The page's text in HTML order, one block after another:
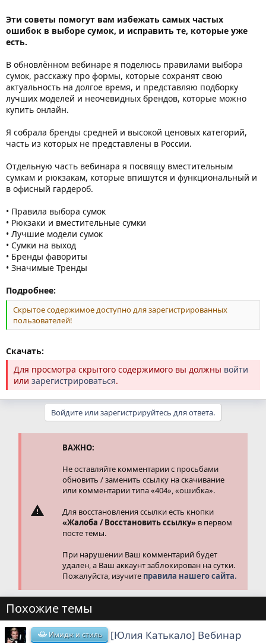
Эти советы помогут вам избежать самых частых
ошибок в выборе сумок, и исправить те, которые уже
есть.
В обновлённом вебинаре я поделюсь правилами выбора
сумок, расскажу про формы, которые сохранят свою
актуальность на долгое время, и представляю подборку
лучших моделей и неочевидных брендов, которые можно
купить онлайн.
Я собрала бренды средней и высокой ценовых категорий,
часть из которых не представлены в России.
Отдельную часть вебинара я посвящу вместительным
сумкам и рюкзакам, которые впишутся и функциональный и
в офисный гардероб.
• Правила выбора сумок
• Рюкзаки и вместительные сумки
• Лучшие модели сумок
• Сумки на выход
• Бренды фавориты
• Значимые Тренды
Подробнее:
Скрытое содержимое доступно для зарегистрированных
пользователей!
Скачать:
Для просмотра скрытого содержимого вы должны войти
или зарегистрироваться.
Войдите или зарегистрируйтесь для ответа.
ВАЖНО:
Не оставляйте комментарии с просьбами
обновить / заменить ссылку на скачивание
или комментарии типа «404», «ошибка».
Для восстановления ссылки есть кнопки
«Жалоба / Восстановить ссылку» в первом
посте темы.
При нарушении Ваш комментарий будет
удален, а Ваш аккаунт заблокирован на сутки.
Пожалуйста, изучите правила нашего сайта.
Похожие темы
Имидж и стиль
[Юлия Катькало] Вебинар